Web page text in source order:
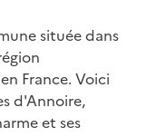
située dans
France. Voici
d'Annoire,
et ses